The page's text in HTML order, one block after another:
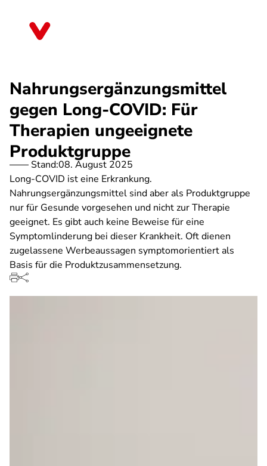
Nahrungsergänzungsmittel
gegen Long-COVID: Für
Therapien ungeeignete
Produktgruppe
Stand:08. August 2025
Long-COVID ist eine Erkrankung.
Nahrungsergänzungsmittel sind aber als Produktgruppe
nur für Gesunde vorgesehen und nicht zur Therapie
geeignet. Es gibt auch keine Beweise für eine
Symptomlinderung bei dieser Krankheit. Oft dienen
zugelassene Werbeaussagen symptomorientiert als
Basis für die Produktzusammensetzung.